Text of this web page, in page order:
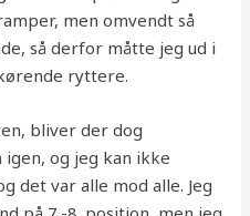
men omvendt så
så derfor måtte jeg ud i
ryttere.
bliver der dog
og jeg kan ikke
det var alle mod alle. Jeg